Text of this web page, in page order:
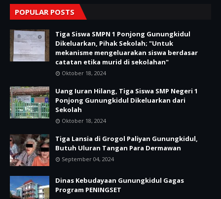
POPULAR POSTS
Tiga Siswa SMPN 1 Ponjong Gunungkidul
Dikeluarkan, Pihak Sekolah; "Untuk
mekanisme mengeluarakan siswa berdasar
catatan etika murid di sekolahan"
Oktober 18, 2024
Uang Iuran Hilang, Tiga Siswa SMP Negeri 1
Ponjong Gunungkidul Dikeluarkan dari
Sekolah
Oktober 18, 2024
Tiga Lansia di Grogol Paliyan Gunungkidul,
Butuh Uluran Tangan Para Dermawan
September 04, 2024
Dinas Kebudayaan Gunungkidul Gagas
Program PENINGSET